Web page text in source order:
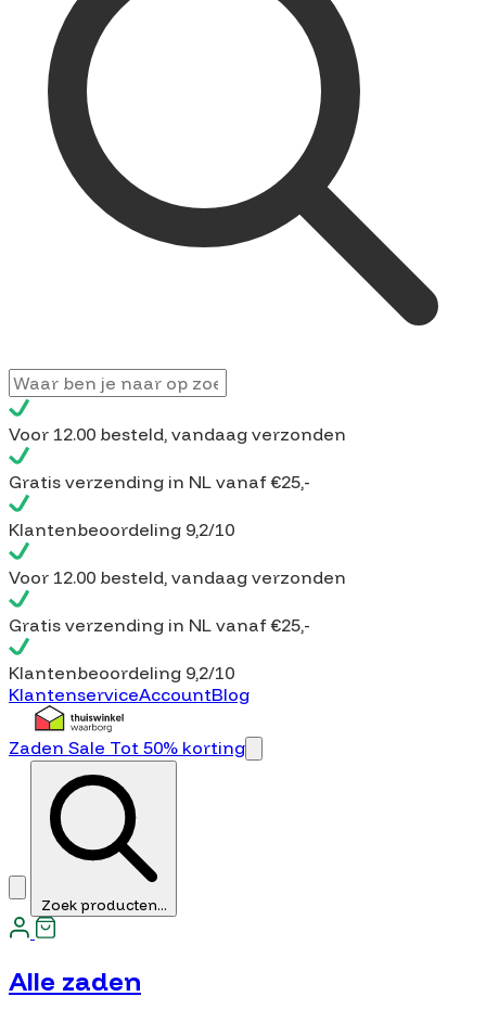
Voor 12.00 besteld, vandaag verzonden
Gratis verzending in NL vanaf €25,-
Klantenbeoordeling 9,2/10
Voor 12.00 besteld, vandaag verzonden
Gratis verzending in NL vanaf €25,-
Klantenbeoordeling 9,2/10
KlantenserviceAccountBlog
Zaden Sale Tot 50% korting
Zoek producten...
Alle zaden